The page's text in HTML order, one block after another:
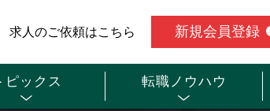
求人のご依頼はこちら 新規会員登録
ピックス 転職ノウハウ